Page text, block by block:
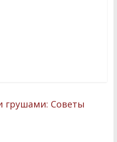
грушами: Советы